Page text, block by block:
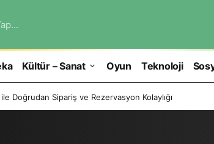
Kültür – Sanat Oyun Teknoloji
Doğrudan Sipariş ve Rezervasyon Kolaylığı